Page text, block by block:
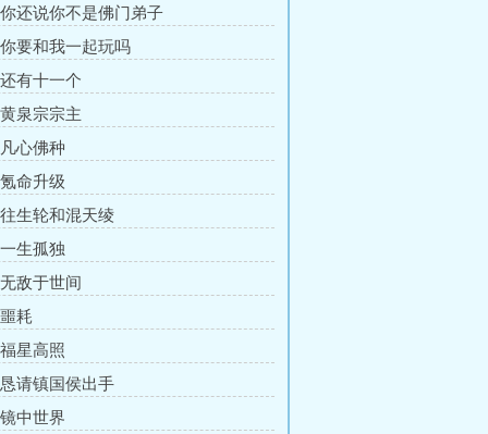
还说你不是佛门弟子
要和我一起玩吗
有十一个
泉宗宗主
心佛种
命升级
生轮和混天绫
生孤独
敌于世间
耗
星高照
请镇国侯出手
中世界